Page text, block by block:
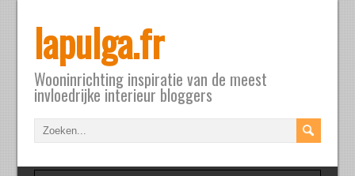
lapulga.fr
Wooninrichting inspiratie van de meest
invloedrijke interieur bloggers